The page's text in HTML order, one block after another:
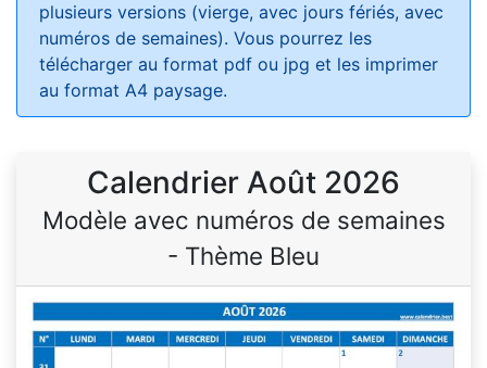
plusieurs versions (vierge, avec jours fériés, avec
numéros de semaines). Vous pourrez les
télécharger au format pdf ou jpg et les imprimer
au format A4 paysage.
Calendrier Août 2026
Modèle avec numéros de semaines
- Thème Bleu